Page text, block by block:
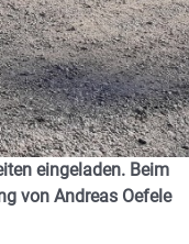
eingeladen. Beim
von Andreas Oefele